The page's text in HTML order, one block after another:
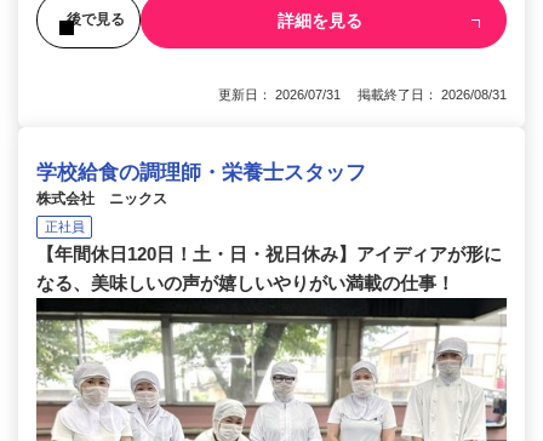
後で見る 詳細を見る
更新日： 2026/07/31 掲載終了日： 2026/08/31
学校給食の調理師・栄養士スタッフ
株式会社 ニックス
正社員
【年間休日120日！土・日・祝日休み】アイディアが形に
なる、美味しいの声が嬉しいやりがい満載の仕事！